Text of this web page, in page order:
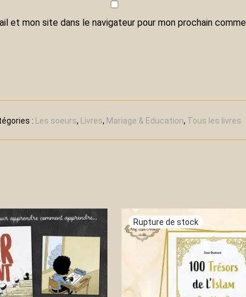
et mon site dans le navigateur pour mon prochain
: Les soeurs, Livres, Mariage & Education, Tous les livres